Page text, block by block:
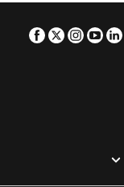
Facebook
Twitter